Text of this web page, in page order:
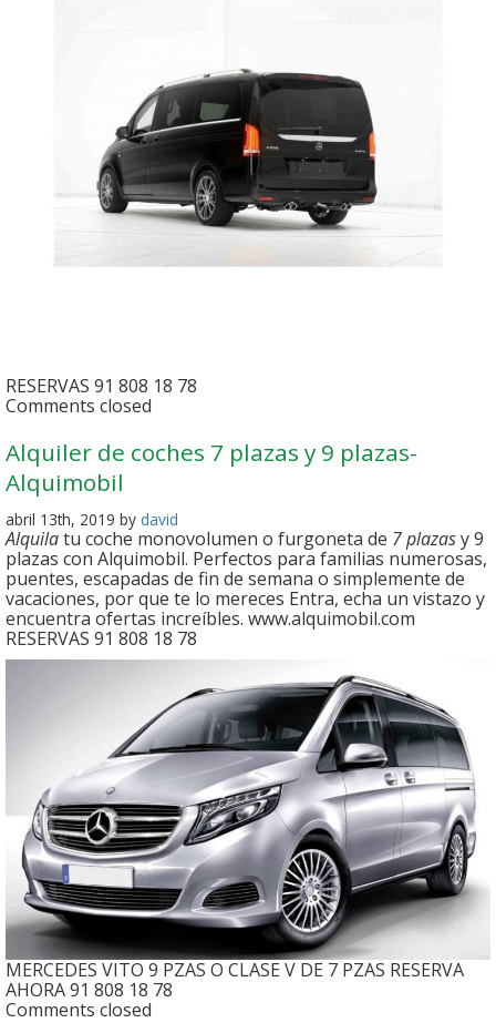
RESERVAS 91 808 18 78
Comments closed
Alquiler de coches 7 plazas y 9 plazas-
Alquimobil
abril 13th, 2019 by david
Alquilatu coche monovolumen o furgoneta de 7 plazasy 9
plazas con Alquimobil. Perfectos para familias numerosas,
puentes, escapadas de fin de semana o simplemente de
vacaciones, por que te lo mereces Entra, echa un vistazo y
encuentra ofertas increíbles. www.alquimobil.com
RESERVAS 91 808 18 78
MERCEDES VITO 9 PZAS O CLASE V DE 7 PZAS RESERVA
AHORA 91 808 18 78
Comments closed